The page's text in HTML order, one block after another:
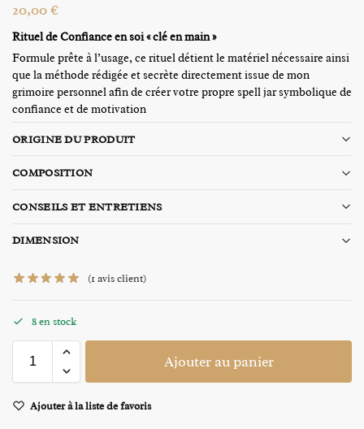
20,00€
Rituel de Confiance en soi « clé en main »
Formule prête à l’usage, ce rituel détient le matériel nécessaire ainsi
que la méthode rédigée et secrète directement issue de mon
grimoire personnel afin de créer votre propre spell jar symbolique de
confiance et de motivation
ORIGINE DU PRODUIT
COMPOSITION
CONSEILS ET ENTRETIENS
DIMENSION
(1avis client)
8 en stock
Ajouter au panier
Ajouter à la liste de favoris